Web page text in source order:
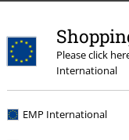
Please click
International
EMP International